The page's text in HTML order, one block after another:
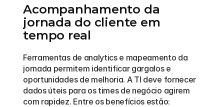
Acompanhamento da
jornada do cliente em
tempo real
Ferramentas de analytics e mapeamento da
jornada permitem identificar gargalos e
oportunidades de melhoria. A TI deve fornecer
dados úteis para os times de negócio agirem
com rapidez. Entre os benefícios estão: